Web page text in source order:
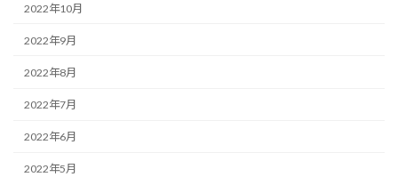
2022年10月
2022年9月
2022年8月
2022年7月
2022年6月
2022年5月